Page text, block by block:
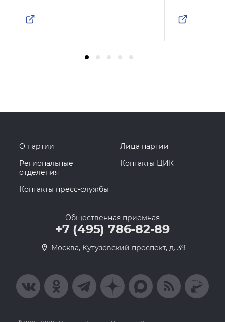
О партии
Лица партии
Региональные
отделения
Контакты ЦИК
Контакты пресс-службы
Общественная приемная
+7 (495) 786-82-89
Москва, Кутузовский проспект, д. 39